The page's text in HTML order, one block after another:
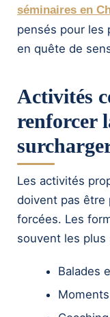
séminaires en
pensés pour les
en quête de
Activités
renforcer
Les activités
doivent pas être
forcées. Les
souvent les plus
Balades